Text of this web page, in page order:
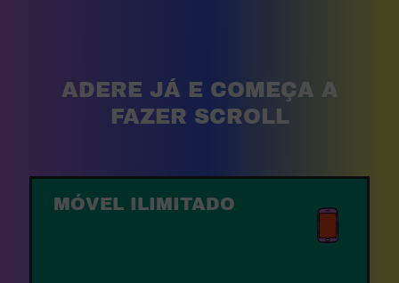
ADERE JÁ E COMEÇA A
FAZER SCROLL
MÓVEL ILIMITADO